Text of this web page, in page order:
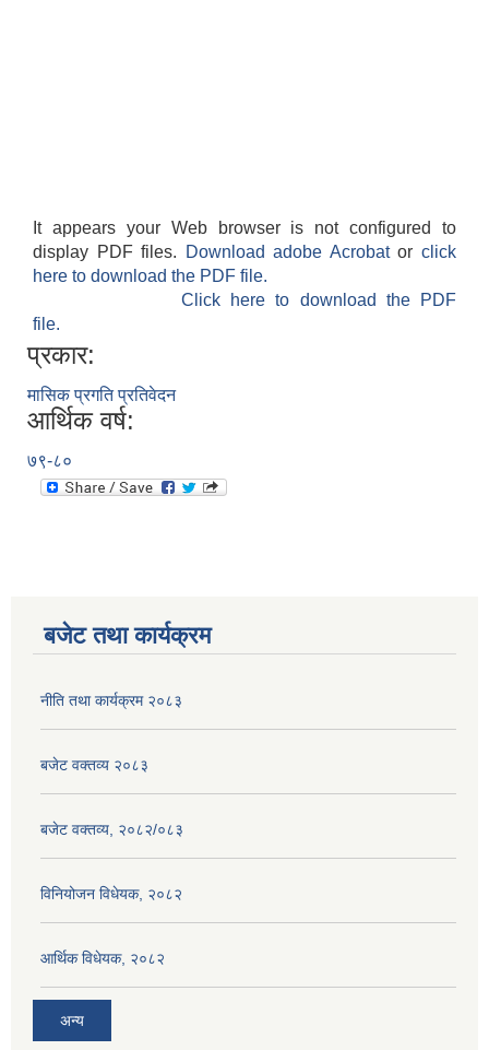
It appears your Web browser is not configured to
display PDF files.
Download adobe Acrobatorclick
here to download the PDF file.
Click here to download the PDF
file.
प्रकार:
मासिक प्रगति प्रतिवेदन
आर्थिक वर्ष:
७९-८०
बजेट तथा कार्यक्रम
नीति तथा कार्यक्रम २०८३
बजेट वक्तव्य २०८३
बजेट वक्तव्य, २०८२/०८३
विनियोजन विधेयक, २०८२
आर्थिक विधेयक, २०८२
अन्य